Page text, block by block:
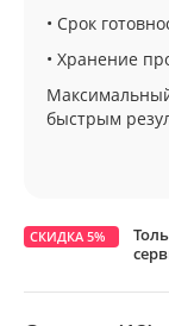
• Срок
• Хранение
быстрым
СКИДКА 5%